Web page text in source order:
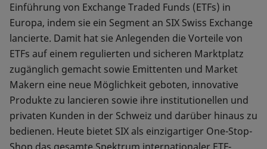
Einführung von Exchange Traded Funds (ETFs) in
Europa, indem sie ein Segment an SIX Swiss Exchange
lancierte. Damit hat sie Anlegenden die Vorteile von
ETFs auf einem regulierten und sicheren Marktplatz
zugänglich gemacht sowie Emittenten und Market
Makern eine neue Möglichkeit geboten, innovative
Produkte zu lancieren sowie ihre institutionellen und
privaten Kunden in der Schweiz und darüber hinaus zu
bedienen. Heute bietet SIX als einzigartiger One-Stop-